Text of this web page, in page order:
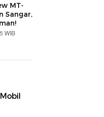
MT-
Sangar,
WIB